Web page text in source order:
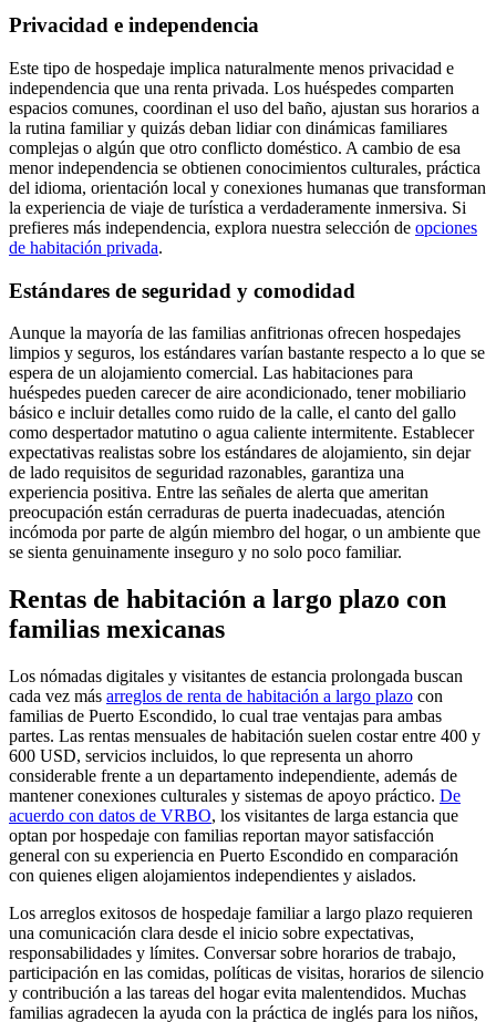
Privacidad e independencia
Este tipo de hospedaje implica naturalmente menos privacidad e
independencia que una renta privada. Los huéspedes comparten
espacios comunes, coordinan el uso del baño, ajustan sus horarios a
la rutina familiar y quizás deban lidiar con dinámicas familiares
complejas o algún que otro conflicto doméstico. A cambio de esa
menor independencia se obtienen conocimientos culturales, práctica
del idioma, orientación local y conexiones humanas que transforman
la experiencia de viaje de turística a verdaderamente inmersiva. Si
prefieres más independencia, explora nuestra selección de opciones
de habitación privada.
Estándares de seguridad y comodidad
Aunque la mayoría de las familias anfitrionas ofrecen hospedajes
limpios y seguros, los estándares varían bastante respecto a lo que se
espera de un alojamiento comercial. Las habitaciones para
huéspedes pueden carecer de aire acondicionado, tener mobiliario
básico e incluir detalles como ruido de la calle, el canto del gallo
como despertador matutino o agua caliente intermitente. Establecer
expectativas realistas sobre los estándares de alojamiento, sin dejar
de lado requisitos de seguridad razonables, garantiza una
experiencia positiva. Entre las señales de alerta que ameritan
preocupación están cerraduras de puerta inadecuadas, atención
incómoda por parte de algún miembro del hogar, o un ambiente que
se sienta genuinamente inseguro y no solo poco familiar.
Rentas de habitación a largo plazo con
familias mexicanas
Los nómadas digitales y visitantes de estancia prolongada buscan
cada vez más arreglos de renta de habitación a largo plazo con
familias de Puerto Escondido, lo cual trae ventajas para ambas
partes. Las rentas mensuales de habitación suelen costar entre 400 y
600 USD, servicios incluidos, lo que representa un ahorro
considerable frente a un departamento independiente, además de
mantener conexiones culturales y sistemas de apoyo práctico. De
acuerdo con datos de VRBO, los visitantes de larga estancia que
optan por hospedaje con familias reportan mayor satisfacción
general con su experiencia en Puerto Escondido en comparación
con quienes eligen alojamientos independientes y aislados.
Los arreglos exitosos de hospedaje familiar a largo plazo requieren
una comunicación clara desde el inicio sobre expectativas,
responsabilidades y límites. Conversar sobre horarios de trabajo,
participación en las comidas, políticas de visitas, horarios de silencio
y contribución a las tareas del hogar evita malentendidos. Muchas
familias agradecen la ayuda con la práctica de inglés para los niños,